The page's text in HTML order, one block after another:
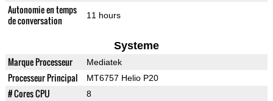
Autonomie en temps
de conversation
11 hours
Systeme
Marque Processeur Mediatek
Processeur Principal MT6757 Helio P20
# Cores CPU 8